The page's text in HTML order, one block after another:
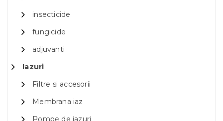
insecticide
fungicide
adjuvanti
Iazuri
Filtre si accesorii
Membrana iaz
Pompe de iazuri